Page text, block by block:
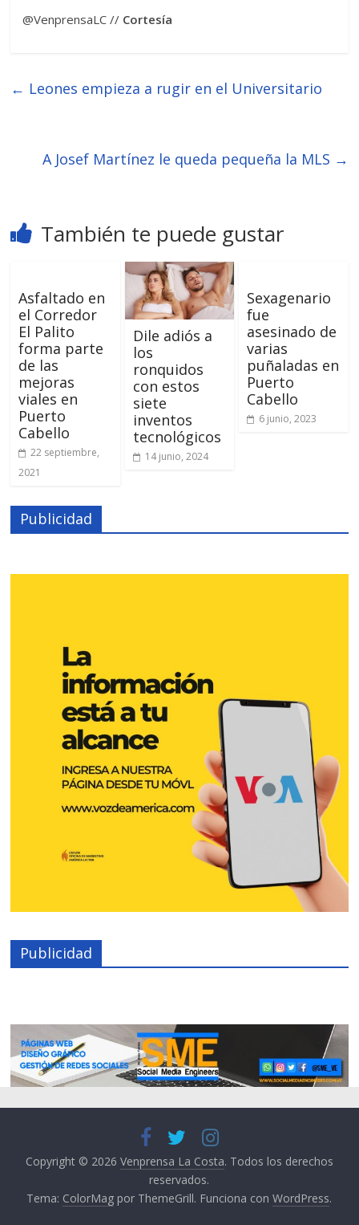
@VenprensaLC // Cortesía
← Leones empieza a rugir en el Universitario
A Josef Martínez le queda pequeña la MLS →
También te puede gustar
Asfaltado en
el Corredor
El Palito
forma parte
de las
mejoras
viales en
Puerto
Cabello
22 septiembre,
2021
Dile adiós a
los
ronquidos
con estos
siete
inventos
tecnológicos
14 junio, 2024
Sexagenario
fue
asesinado de
varias
puñaladas en
Puerto
Cabello
6 junio, 2023
Publicidad
Publicidad
Copyright © 2026 Venprensa La Costa. Todos los derechos
reservados.
Tema: ColorMag por ThemeGrill. Funciona conWordPress.